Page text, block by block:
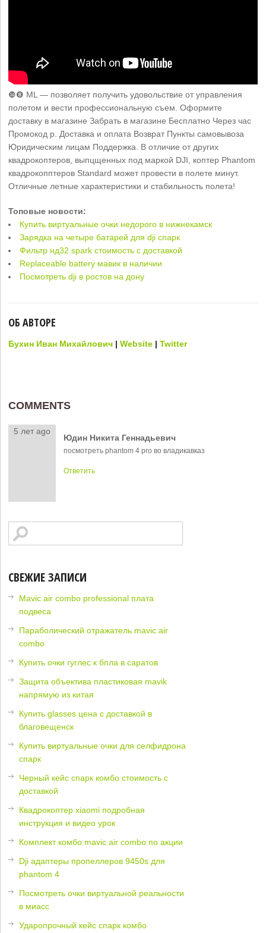
❿❽ ML — позволяет получить удовольствие от управления
полетом и вести профессиональную съем. Оформите
доставку в магазине Забрать в магазине Бесплатно Через час
Промокод р. Доставка и оплата Возврат Пункты самовывоза
Юридическим лицам Поддержка. В отличие от других
квадрокоптеров, выпцщенных под маркой DJI, коптер Phantom
квадрокопптеров Standard может провести в полете минут.
Отличные летные характеристики и стабильность полета!
Топовые новости:
Купить виртуальные очки недорого в нижнекамск
Зарядка на четыре батарей для dji спарк
Фильтр нд32 spark стоимость с доставкой
Replaceable battery мавик в наличии
Посмотреть dji в ростов на дону
ОБ АВТОРЕ
Бухин Иван Михайлович |Website |Twitter
COMMENTS
5 лет ago
Юдин Никита Геннадьевич
посмотреть phantom 4 pro во владикавказ
Ответить
СВЕЖИЕ ЗАПИСИ
Mavic air combo professional плата
подвеса
Параболический отражатель mavic air
combo
Купить очки гуглес к бпла в саратов
Защита объектива пластиковая mavik
напрямую из китая
Купить glasses цена с доставкой в
благовещенск
Купить виртуальные очки для селфидрона
спарк
Черный кейс спарк комбо стоимость с
доставкой
Квадрокоптер xiaomi подробная
инструкция и видео урок
Комплект комбо mavic air combo по акции
Dji адаптеры пропеллеров 9450s для
phantom 4
Посмотреть очки виртуальной реальности
в миасс
Ударопрочный кейс спарк комбо